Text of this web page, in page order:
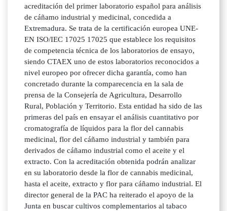
acreditación del primer laboratorio español para análisis
de cáñamo industrial y medicinal, concedida a
Extremadura. Se trata de la certificación europea UNE-
EN ISO/IEC 17025 17025 que establece los requisitos
de competencia técnica de los laboratorios de ensayo,
siendo CTAEX uno de estos laboratorios reconocidos a
nivel europeo por ofrecer dicha garantía, como han
concretado durante la comparecencia en la sala de
prensa de la Consejería de Agricultura, Desarrollo
Rural, Población y Territorio. Esta entidad ha sido de las
primeras del país en ensayar el análisis cuantitativo por
cromatografía de líquidos para la flor del cannabis
medicinal, flor del cáñamo industrial y también para
derivados de cáñamo industrial como el aceite y el
extracto. Con la acreditación obtenida podrán analizar
en su laboratorio desde la flor de cannabis medicinal,
hasta el aceite, extracto y flor para cáñamo industrial. El
director general de la PAC ha reiterado el apoyo de la
Junta en buscar cultivos complementarios al tabaco